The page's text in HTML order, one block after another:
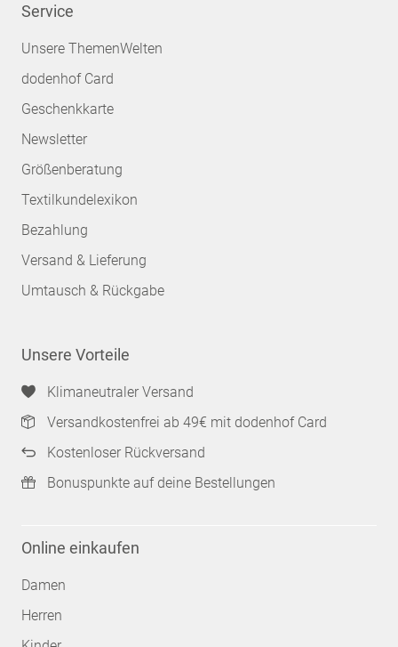
Service
Unsere ThemenWelten
dodenhof Card
Geschenkkarte
Newsletter
Größenberatung
Textilkundelexikon
Bezahlung
Versand & Lieferung
Umtausch & Rückgabe
Unsere Vorteile
Klimaneutraler Versand
Versandkostenfrei ab 49€ mit dodenhof Card
Kostenloser Rückversand
Bonuspunkte auf deine Bestellungen
Online einkaufen
Damen
Herren